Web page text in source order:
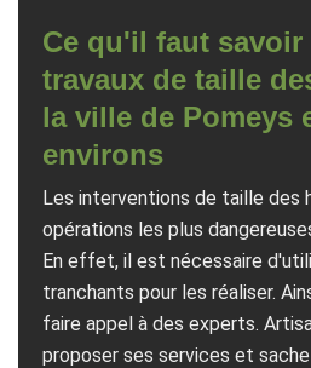
Ce qu'il faut savoir
travaux de taille
la ville de Pomeys
environs
Les interventions de taille des
opérations les plus
En effet, il est nécessaire
tranchants pour les réaliser.
faire appel à des experts.
proposer ses services et